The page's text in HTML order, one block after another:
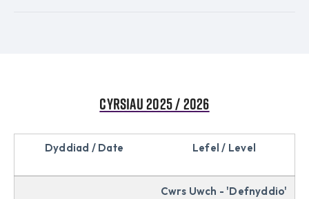
CYRSIAU 2025 / 2026
Dyddiad / Date Lefel / Level
Cwrs Uwch - 'Defnyddio'